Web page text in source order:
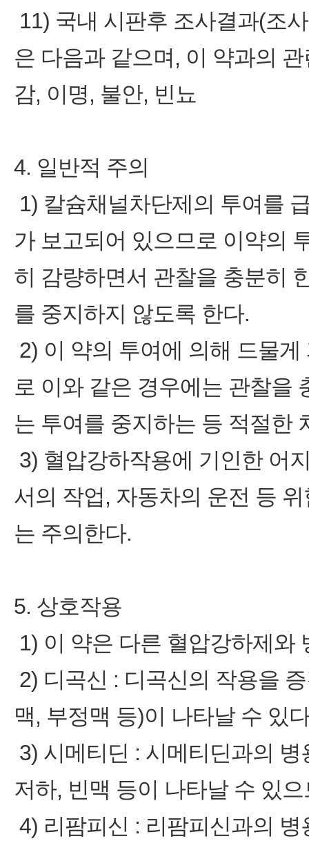
11) 국내 시판후 조사결과(조
은 다음과 같으며, 이 약과의
감, 이명, 불안, 빈뇨
4. 일반적 주의
1) 칼슘채널차단제의 투여를
가 보고되어 있으므로 이약의
히 감량하면서 관찰을 충분히
를 중지하지 않도록 한다.
2) 이 약의 투여에 의해 드물
로 이와 같은 경우에는 관찰을
는 투여를 중지하는 등 적절한
3) 혈압강하작용에 기인한 어
서의 작업, 자동차의 운전 등
는 주의한다.
5. 상호작용
1) 이 약은 다른 혈압강하제
2) 디곡신 : 디곡신의 작용을
맥, 부정맥 등)이 나타날 수 있
3) 시메티딘 : 시메티딘과의
저하, 빈맥 등이 나타날 수 있
4) 리팜피신 : 리팜피신과의